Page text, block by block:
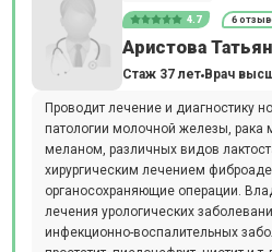
4.7 6
Аристова
Стаж 37 лет Врач
Проводит лечение и диагностику
патологии молочной железы, рака
меланом, различных видов
хирургическим лечением
органосохраняющие операции.
лечения урологических
инфекционно-воспалительных